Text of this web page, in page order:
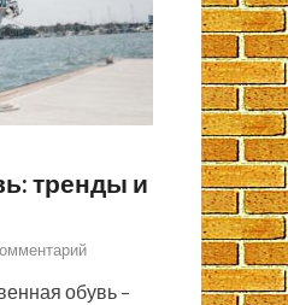
тренды и
обувь –